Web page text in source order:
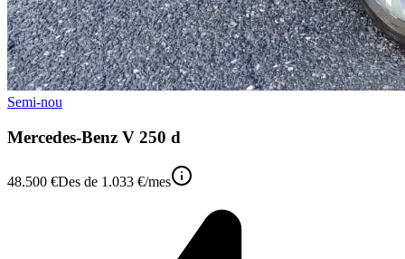
Semi-nou
Mercedes-Benz V 250 d
48.500 €Des de 1.033 €/mes